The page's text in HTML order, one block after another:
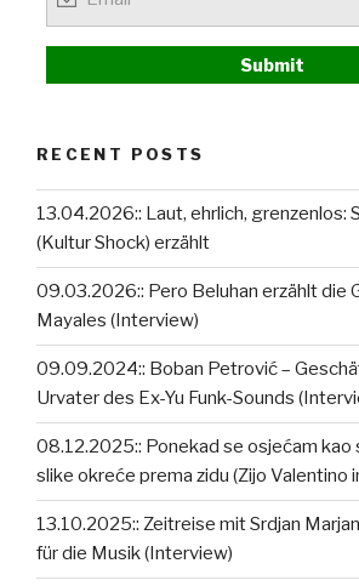
RECENT POSTS
13.04.2026:: Laut, ehrlich, grenzenlos:
(Kultur Shock) erzählt
09.03.2026:: Pero Beluhan erzählt die
Mayales (Interview)
09.09.2024:: Boban Petrović –
Urvater des Ex-Yu Funk-Sounds
08.12.2025:: Ponekad se osjećam kao
slike okreće prema zidu (Zijo Valentino
13.10.2025:: Zeitreise mit Srdjan
für die Musik (Interview)